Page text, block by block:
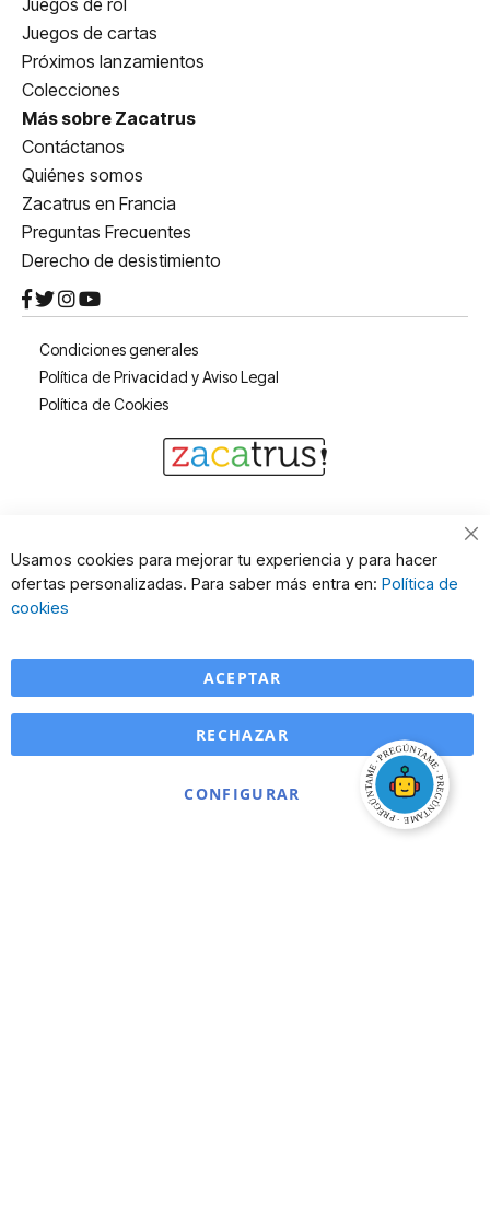
Juegos de rol
Juegos de cartas
Próximos lanzamientos
Colecciones
Más sobre Zacatrus
Contáctanos
Quiénes somos
Zacatrus en Francia
Preguntas Frecuentes
Derecho de desistimiento
Condiciones generales
Política de Privacidad y Aviso Legal
Política de Cookies
Usamos cookies para mejorar tu experiencia y para hacer
ofertas personalizadas. Para saber más entra en: Política de
cookies
ACEPTAR
CONFIGURAR
RECHAZAR